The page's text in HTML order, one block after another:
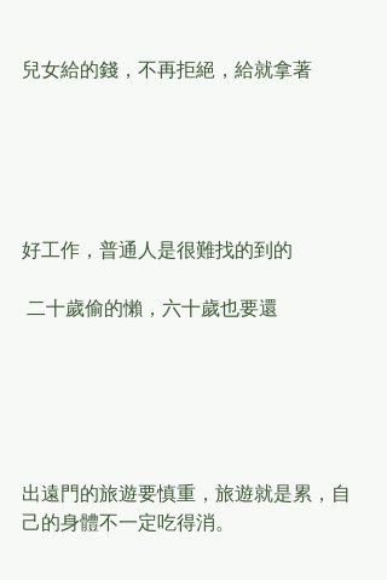
兒女給的錢，不再拒絕，給就拿著
好工作，普通人是很難找的到的
二十歲偷的懶，六十歲也要還
出遠門的旅遊要慎重，旅遊就是累，自
己的身體不一定吃得消。